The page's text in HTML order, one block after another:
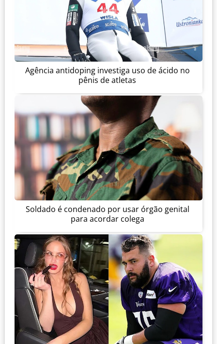
Agência antidoping investiga uso de ácido no
pênis de atletas
Soldado é condenado por usar órgão genital
para acordar colega